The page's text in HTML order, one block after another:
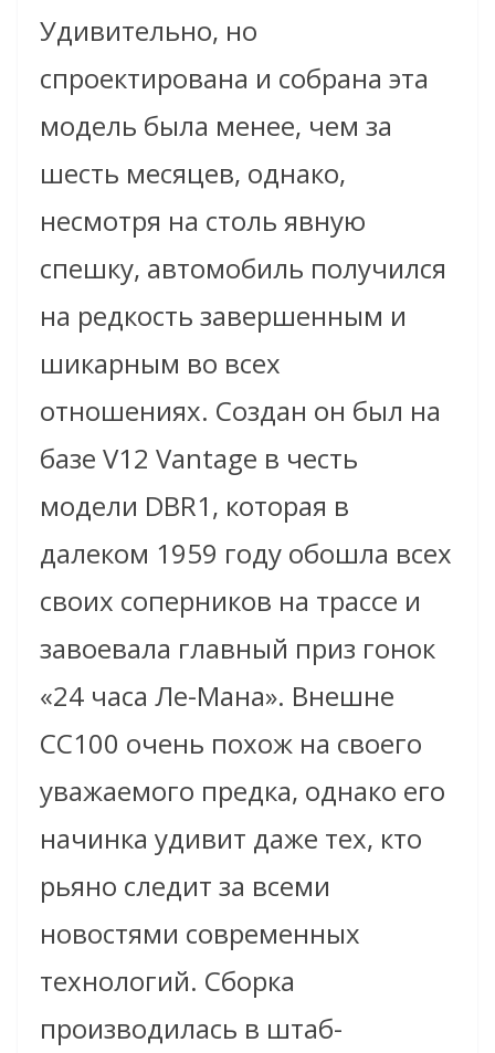
Удивительно, но
спроектирована и собрана эта
модель была менее, чем за
шесть месяцев, однако,
несмотря на столь явную
спешку, автомобиль получился
на редкость завершенным и
шикарным во всех
отношениях. Создан он был на
базе V12 Vantage в честь
модели DBR1, которая в
далеком 1959 году обошла всех
своих соперников на трассе и
завоевала главный приз гонок
«24 часа Ле-Мана». Внешне
CC100 очень похож на своего
уважаемого предка, однако его
начинка удивит даже тех, кто
рьяно следит за всеми
новостями современных
технологий. Сборка
производилась в штаб-